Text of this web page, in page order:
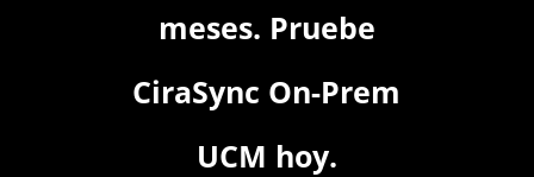
meses. Pruebe
CiraSync On-Prem
UCM hoy.